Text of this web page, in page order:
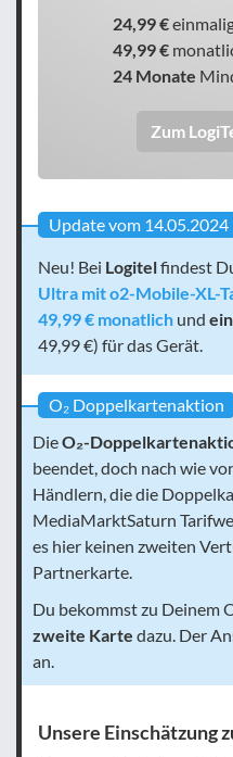
24,99 €
49,99 €
24 Monate
Zum
Update vom 14.05.2024
Neu! Bei Logitelfindest
Ultra mit o2-Mobile-XL-
49,99 € monatlich und
49,99 €) für das Gerät.
O₂ Doppelkartenaktion
DieO₂-
beendet, doch nach wie
Händlern, die die
MediaMarktSaturn
es hier keinen zweiten
Partnerkarte.
Du bekommst zu Deinem
zweite Karte dazu. Der
an.
Unsere Einschätzung